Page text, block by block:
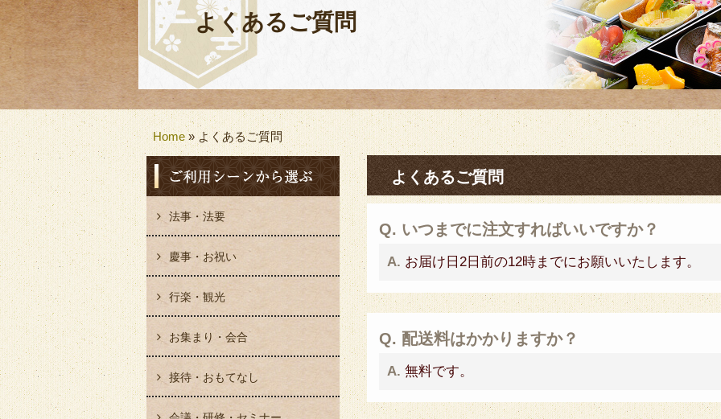
よくあるご質問
Home»よくあるご質問
よくあるご質問
Q. いつまでに注文すればいいですか？
A. お届け日2日前の12時までにお願いいたします。
Q. 配送料はかかりますか？
A. 無料です。
ご利用シーンから選
法事・法要
慶事・お祝い
行楽・観光
お集まり・会合
接待・おもてなし